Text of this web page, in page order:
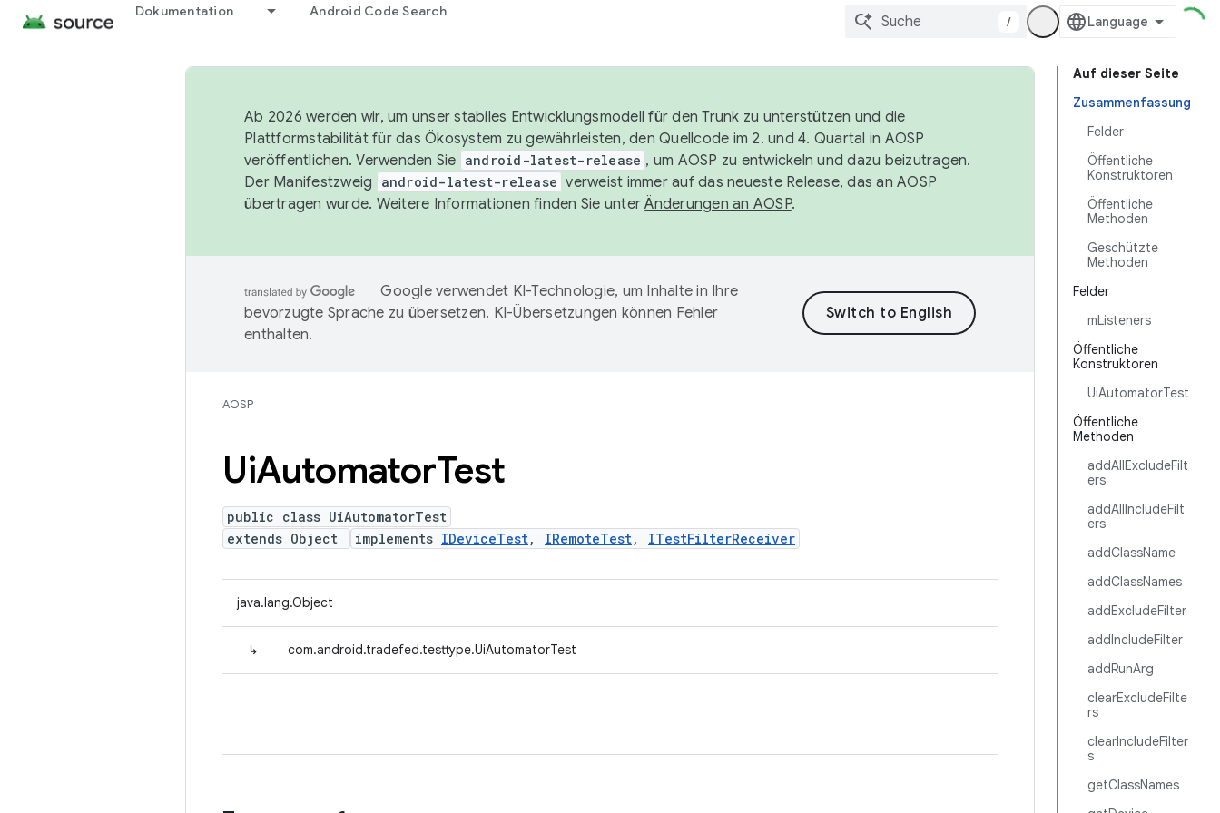
Dokumentation Android Code Search
/
Auf dieser Seite
Zusammenfassung
Felder
Öffentliche
Konstruktoren
Öffentliche
Methoden
Geschützte
Methoden
Felder
mListeners
Öffentliche
Konstruktoren
UiAutomatorTest
Öffentliche
Methoden
addAllExcludeFilt
ers
addAllIncludeFilt
ers
addClassName
addClassNames
addExcludeFilter
addIncludeFilter
addRunArg
clearExcludeFilte
rs
clearIncludeFilter
s
getClassNames
Ab 2026 werden wir, um unser stabiles Entwicklungsmodell für den Trunk zu unterstützen und die
Plattformstabilität für das Ökosystem zu gewährleisten, den Quellcode im 2. und 4. Quartal in AOSP
veröffentlichen. Verwenden Sie android-latest-release , um AOSP zu entwickeln und dazu beizutragen.
Der Manifestzweig
android-latest-release verweist immer auf das neueste Release, das an AOSP
übertragen wurde. Weitere Informationen finden Sie unterÄnderungen an AOSP.
Google verwendet KI-Technologie, um Inhalte in Ihre
bevorzugte Sprache zu übersetzen. KI-Übersetzungen können Fehler
enthalten.
AOSP
UiAutomatorTest
public class UiAutomatorTest
extends Object
implements IDeviceTest, IRemoteTest, ITestFilterReceiver
java.lang.Object
↳ com.android.tradefed.testtype.UiAutomatorTest